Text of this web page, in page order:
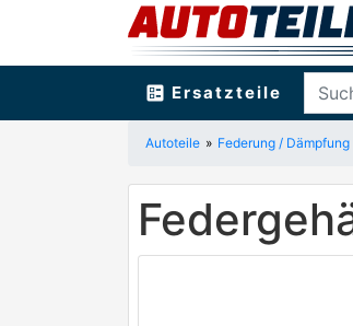
ballot Ersatzteile
Autoteile Federung / Dämpfung